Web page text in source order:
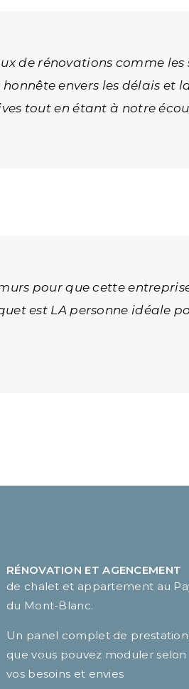
de rénovations comme
envers les délais et
tout en étant à notre
pour que cette
est LA personne idéale
RÉNOVATION ET AGENCEMENT
de chalet et appartement au
du Mont-Blanc.
Un panel complet de
que vous pouvez moduler selon
vos besoins et envies